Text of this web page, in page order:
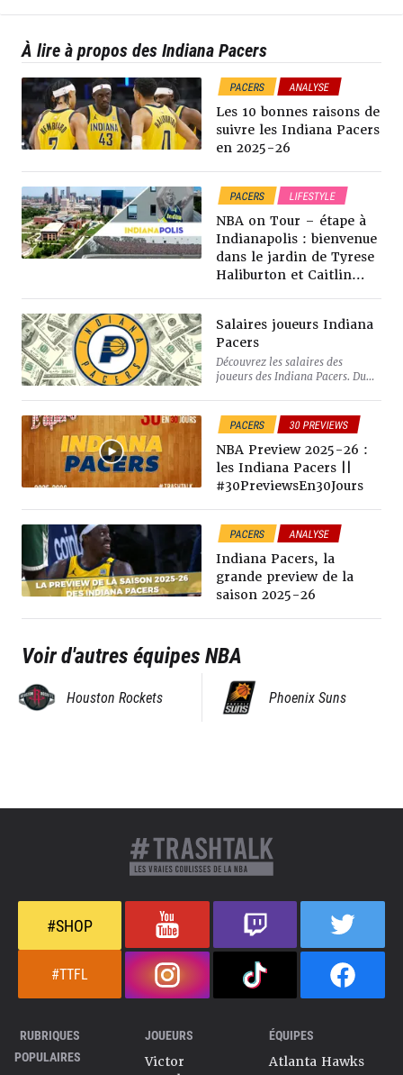
À lire à propos des Indiana Pacers
PACERS ANALYSE
Les 10 bonnes raisons de
suivre les Indiana Pacers
en 2025-26
PACERS LIFESTYLE
NBA on Tour – étape à
Indianapolis : bienvenue
dans le jardin de Tyrese
Haliburton et Caitlin
Salaires joueurs Indiana
Pacers
Découvrez les salaires des
joueurs des Indiana Pacers. Du
dollars aux plus grands touchant
des millions.
PACERS 30 PREVIEWS
NBA Preview 2025-26 :
les Indiana Pacers ||
#30PreviewsEn30Jours
PACERS ANALYSE
Indiana Pacers, la
grande preview de la
saison 2025-26
Voir d'autres équipes NBA
Houston Rockets Phoenix Suns
#SHOP
#TTFL
RUBRIQUES
POPULAIRES
JOUEURS
Victor
ÉQUIPES
Atlanta Hawks